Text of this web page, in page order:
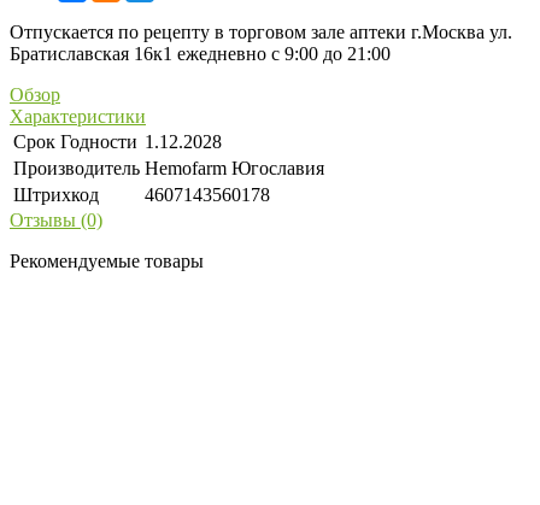
Отпускается по рецепту в торговом зале аптеки г.Москва ул.
Братиславская 16к1 ежедневно с 9:00 до 21:00
Обзор
Характеристики
Срок Годности 1.12.2028
Производитель Hemofarm Югославия
Штрихкод
4607143560178
Отзывы (0)
Рекомендуемые товары